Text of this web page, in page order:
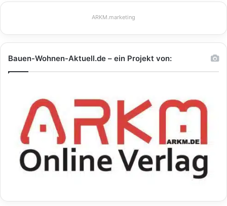
ARKM.marketing
Bauen-Wohnen-Aktuell.de – ein Projekt von: